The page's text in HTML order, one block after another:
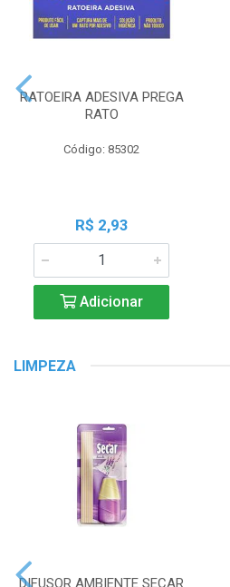
RATOEIRA ADESIVA PREGA
RATO
Código: 85302
R$ 2,93
Adicionar
LIMPEZA
DIFUSOR AMBIENTE SECAR